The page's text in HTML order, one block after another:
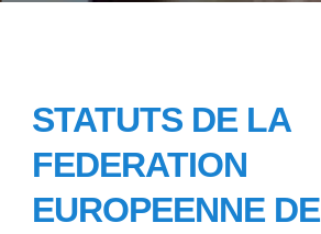
STATUTS DE LA
FEDERATION
EUROPEENNE DE